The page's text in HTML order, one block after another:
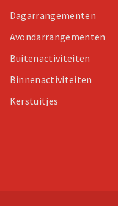
Dagarrangementen
Avondarrangementen
Buitenactiviteiten
Binnenactiviteiten
Kerstuitjes